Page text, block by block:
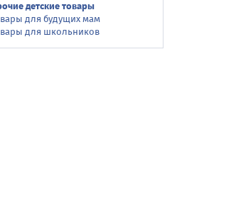
детские товары
для будущих мам
для школьников